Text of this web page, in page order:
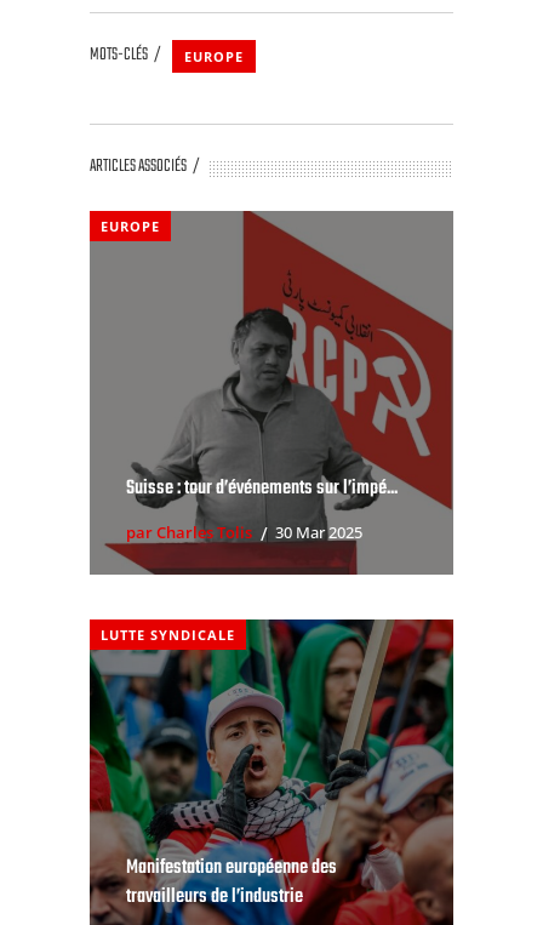
MOTS-CLÉS EUROPE
ARTICLES ASSOCIÉS
EUROPE
Suisse : tour d’événements sur l’impé...
par Charles Tolis 30 Mar 2025
LUTTE SYNDICALE
Manifestation européenne des
travailleurs de l’industrie